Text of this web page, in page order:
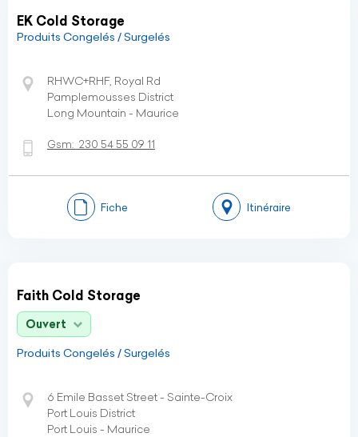
EK Cold Storage
Produits Congelés / Surgelés
RHWC+RHF, Royal Rd
Pamplemousses District
Long Mountain - Maurice
Gsm: 230 54 55 09 11
Fiche Itinéraire
Faith Cold Storage
Ouvert
Produits Congelés / Surgelés
6 Emile Basset Street - Sainte-Croix
Port Louis District
Port Louis - Maurice